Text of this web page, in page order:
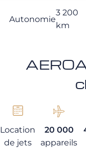
Autonomie
3 200
km
Location
de jets
20 000
appareils